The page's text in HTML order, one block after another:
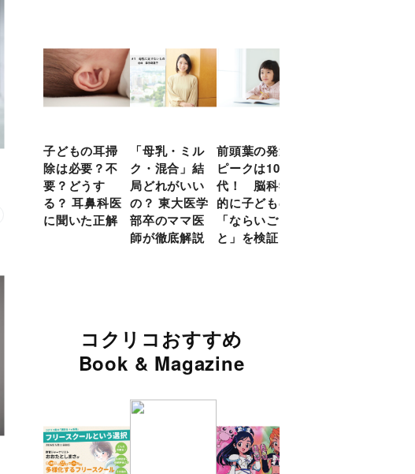
子どもの耳掃
除は必要？不
要？どうす
る？ 耳鼻科医
に聞いた正解
「母乳・ミル
ク・混合」結
局どれがいい
の？ 東大医学
部卒のママ医
師が徹底解説
前頭葉の発達
ピークは10
代！ 脳科学
的に子どもの
「ならいご
と」を検証
コクリコおすすめ
Book & Magazine